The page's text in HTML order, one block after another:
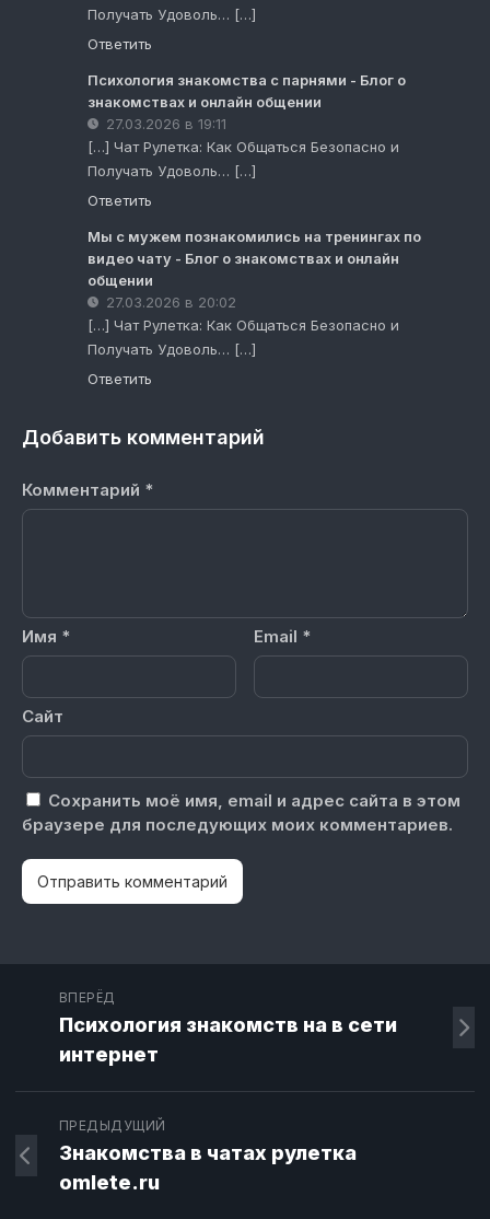
Получать Удоволь… […]
Ответить
Психология знакомства с парнями - Блог о
знакомствах и онлайн общении
27.03.2026 в 19:11
[…] Чат Рулетка: Как Общаться Безопасно и
Получать Удоволь… […]
Ответить
Мы с мужем познакомились на тренингах по
видео чату - Блог о знакомствах и онлайн
общении
27.03.2026 в 20:02
[…] Чат Рулетка: Как Общаться Безопасно и
Получать Удоволь… […]
Ответить
Добавить комментарий
Комментарий *
Имя * Email *
Сайт
Сохранить моё имя, email и адрес сайта в этом
браузере для последующих моих комментариев.
ВПЕРЁД
Психология знакомств на в сети
интернет
ПРЕДЫДУЩИЙ
Знакомства в чатах рулетка
omlete.ru